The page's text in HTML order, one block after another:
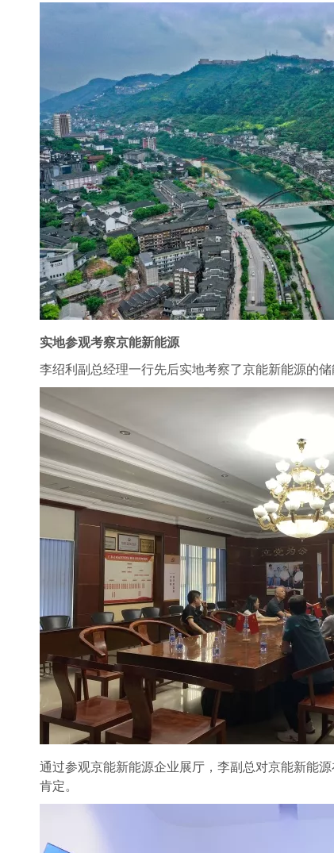
实地参观考察京能新能源
李绍利副总经理一行先后实地考察了京能新能源的
通过参观京能新能源企业展厅，李副总对京能新能
肯定。